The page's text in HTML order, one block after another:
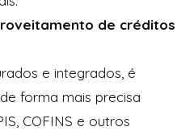
de créditos
e integrados, é
forma mais precisa
COFINS e outros